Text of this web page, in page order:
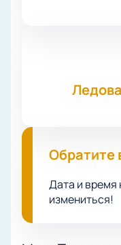
Обратите
Дата и время
измениться!